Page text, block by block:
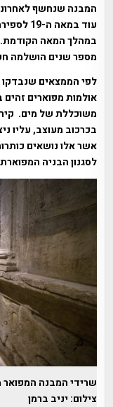
המבנה שנחשף
עוד
במהלך המאה
מספר שנים הושלמה
לפי הממצאים שנבדקו
אולמות מפוארים
משוכללת של מים.
בכרכוב מעוצב, עליו
אשר אלו נושאים
לסגנון הבניה
צילום: יניב ברמן